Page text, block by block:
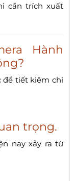
cần trích xuất
Hành
để tiết kiệm chi
trọng.
nay xảy ra từ